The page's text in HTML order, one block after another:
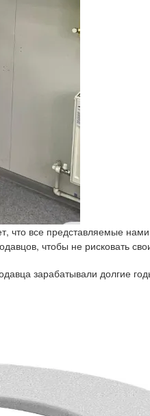
что все представляемые
чтобы не рисковать
зарабатывали долгие